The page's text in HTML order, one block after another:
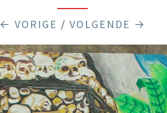
← VORIGE / VOLGENDE →